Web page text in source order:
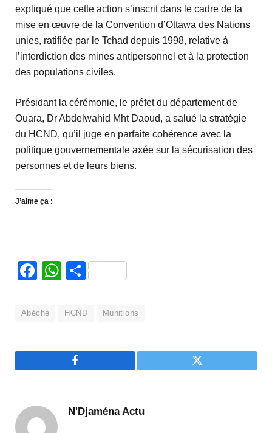
expliqué que cette action s’inscrit dans le cadre de la
mise en œuvre de la Convention d’Ottawa des Nations
unies, ratifiée par le Tchad depuis 1998, relative à
l’interdiction des mines antipersonnel et à la protection
des populations civiles.
Présidant la cérémonie, le préfet du département de
Ouara, Dr Abdelwahid Mht Daoud, a salué la stratégie
du HCND, qu’il juge en parfaite cohérence avec la
politique gouvernementale axée sur la sécurisation des
personnes et de leurs biens.
J’aime ça :
Facebook
WhatsApp
Partager
Abéché HCND Munitions
Facebook Twitter
N'Djaména Actu